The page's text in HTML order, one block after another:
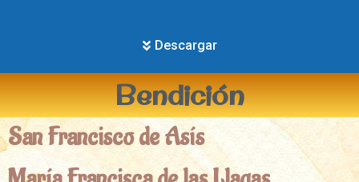
Descargar
Bendición
San Francisco de Asís